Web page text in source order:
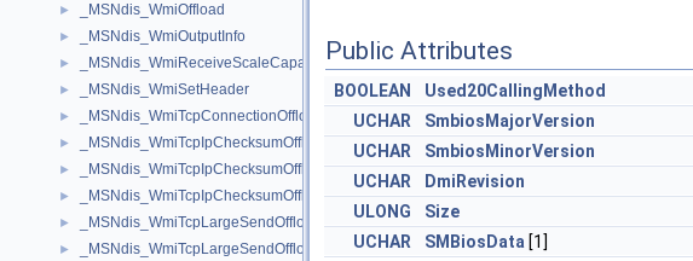
► _MSNdis_WmiOffload
► _MSNdis_WmiOutputInfo
► _MSNdis_WmiReceiveScaleCapabilities
► _MSNdis_WmiSetHeader
► _MSNdis_WmiTcpConnectionOffload
► _MSNdis_WmiTcpIpChecksumOffload
► _MSNdis_WmiTcpIpChecksumOffload_IPv4TransmitReceive
► _MSNdis_WmiTcpIpChecksumOffload_IPv6TransmitReceive
► _MSNdis_WmiTcpLargeSendOffloadV1
► _MSNdis_WmiTcpLargeSendOffloadV1_IPv4
Public Attributes
BOOLEAN
Used20CallingMethod
UCHAR
SmbiosMajorVersion
UCHAR
SmbiosMinorVersion
UCHAR
DmiRevision
ULONG
Size
UCHAR
SMBiosData [1]